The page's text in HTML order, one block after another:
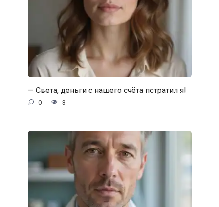
— Света, деньги с нашего счёта потратил я!
0 3